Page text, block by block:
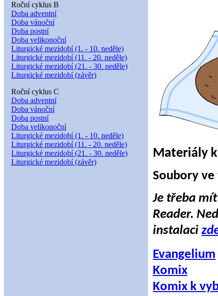
Roční cyklus B
Doba adventní
Doba vánoční
Doba postní
Doba velikonoční
Liturgické mezidobí (1. - 10. neděle)
Liturgické mezidobí (11. - 20. neděle)
Liturgické mezidobí (21. - 30. neděle)
Liturgické mezidobí (závěr)
Roční cyklus C
Doba adventní
Doba vánoční
Doba postní
Doba velikonoční
Liturgické mezidobí (1. - 10. neděle)
Liturgické mezidobí (11. - 20. neděle)
Liturgické mezidobí (21. - 30. neděle)
Liturgické mezidobí (závěr)
Materiály
Soubory ve
Je třeba
Reader.
instalaci
Evangelium
Komix
Komix k